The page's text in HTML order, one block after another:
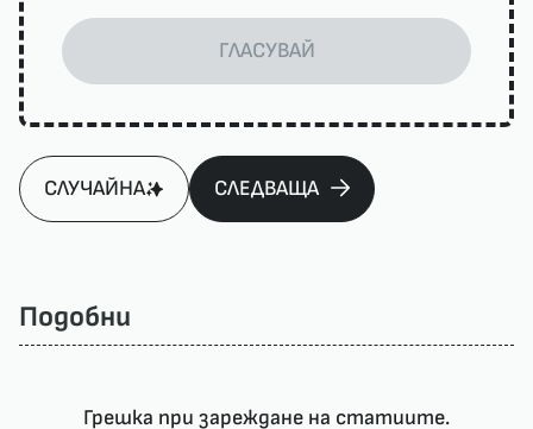
ГЛАСУВАЙ
СЛУЧАЙНА СЛЕДВАЩА
Подобни
Грешка при зареждане на статиите.